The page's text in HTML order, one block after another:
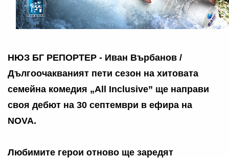
НЮЗ БГ РЕПОРТЕР - Иван Върбанов /
Дългоочакваният пети сезон на хитовата
семейна комедия „All Inclusive” ще направи
своя дебют на 30 септември в ефира на
NOVA.
Любимите герои отново ще заредят